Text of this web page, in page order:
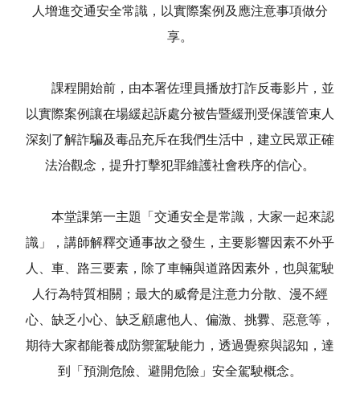
人增進交通安全常識，以實際案例及應注意事項做分
享。
課程開始前，由本署佐理員播放打詐反毒影片，並
以實際案例讓在場緩起訴處分被告暨緩刑受保護管束人
深刻了解詐騙及毒品充斥在我們生活中，建立民眾正確
法治觀念，提升打擊犯罪維護社會秩序的信心。
本堂課第一主題「交通安全是常識，大家一起來認
識」，講師解釋交通事故之發生，主要影響因素不外乎
人、車、路三要素，除了車輛與道路因素外，也與駕駛
人行為特質相關；最大的威脅是注意力分散、漫不經
心、缺乏小心、缺乏顧慮他人、偏激、挑釁、惡意等，
期待大家都能養成防禦駕駛能力，透過覺察與認知，達
到「預測危險、避開危險」安全駕駛概念。